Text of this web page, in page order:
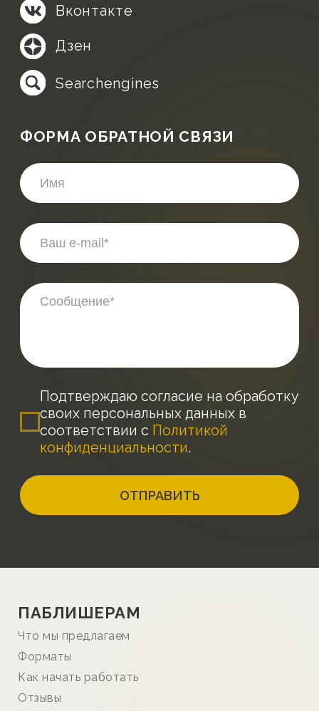
Подтверждаю согласие на обработку
соответствии с
конфиденциальности
ПАБЛИШЕРАМ
Что мы предлагаем
Форматы
Как начать работать
Отзывы